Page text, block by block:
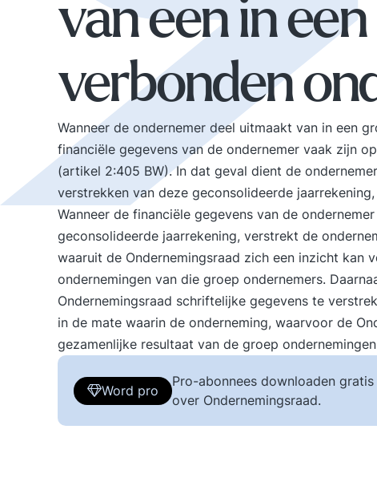
van een in
verbonden
Wanneer de ondernemer deel uitmaakt van in een
financiële gegevens van de ondernemer vaak zijn
(artikel 2:405 BW). In dat geval dient de
verstrekken van deze geconsolideerde
Wanneer de financiële gegevens van de
geconsolideerde jaarrekening, verstrekt de
waaruit de Ondernemingsraad zich een inzicht kan
ondernemingen van die groep ondernemers.
Ondernemingsraad schriftelijke gegevens te
in de mate waarin de onderneming, waarvoor de
gezamenlijke resultaat van de groep
Word pro
Pro-abonnees downloaden
over Ondernemingsraad.